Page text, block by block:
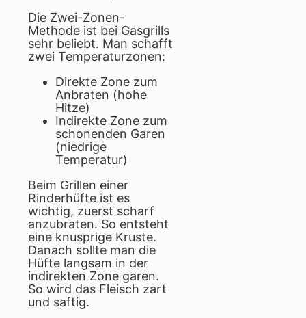
Die Zwei-Zonen-
Methode ist bei Gasgrills
sehr beliebt. Man schafft
zwei Temperaturzonen:
Direkte Zone zum
Anbraten (hohe
Hitze)
Indirekte Zone zum
schonenden Garen
(niedrige
Temperatur)
Beim Grillen einer
Rinderhüfte ist es
wichtig, zuerst scharf
anzubraten. So entsteht
eine knusprige Kruste.
Danach sollte man die
Hüfte langsam in der
indirekten Zone garen.
So wird das Fleisch zart
und saftig.